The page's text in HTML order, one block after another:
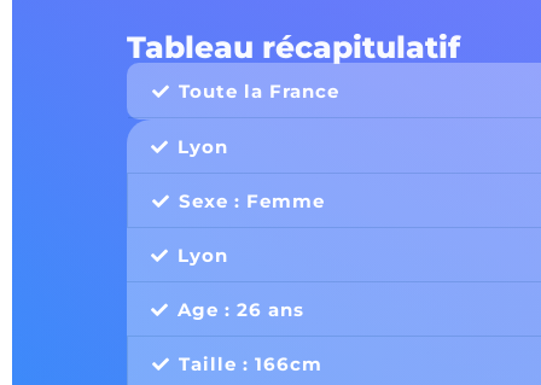
Tableau récapitulatif
Toute la France
Lyon
Sexe : Femme
Lyon
Age : 26 ans
Taille : 166cm